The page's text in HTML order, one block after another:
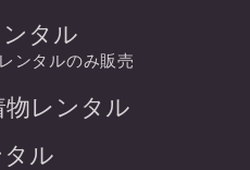
タル
ンタルのみ販売
レンタル
ル